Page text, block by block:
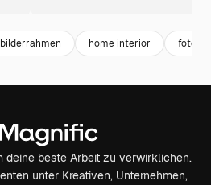
bilderrahmen home interior
deine beste Arbeit zu verwirklichen.
unter Kreativen, Unternehmen,